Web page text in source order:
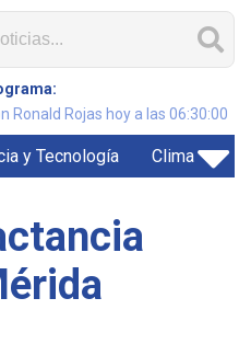
Ronald Rojas hoy a las 06:30:00
y Tecnología Clima